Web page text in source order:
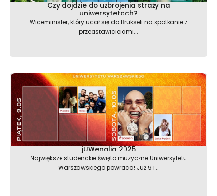
Czy dojdzie do uzbrojenia straży na
uniwersytetach?
Wiceminister, który udał się do Brukseli na spotkanie z
przedstawicielami...
jUWenalia 2025
Największe studenckie święto muzyczne Uniwersytetu
Warszawskiego powraca! Już 9 i...